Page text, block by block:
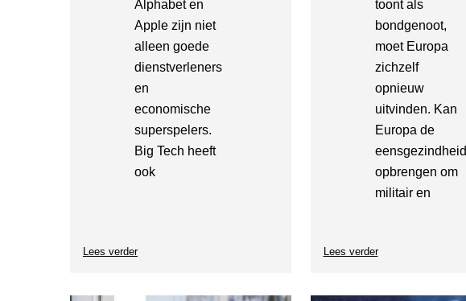
Alphabet en
Apple zijn niet
alleen goede
dienstverleners
en
economische
superspelers.
Big Tech heeft
ook
Lees verderover
toont als
bondgenoot,
moet Europa
zichzelf
opnieuw
uitvinden. Kan
Europa de
eensgezindheid
opbrengen om
militair en
Lees verderover